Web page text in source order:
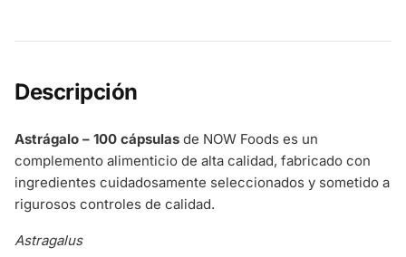
Descripción
Astrágalo – 100 cápsulas de NOW Foods es un
complemento alimenticio de alta calidad, fabricado con
ingredientes cuidadosamente seleccionados y sometido a
rigurosos controles de calidad.
Astragalus